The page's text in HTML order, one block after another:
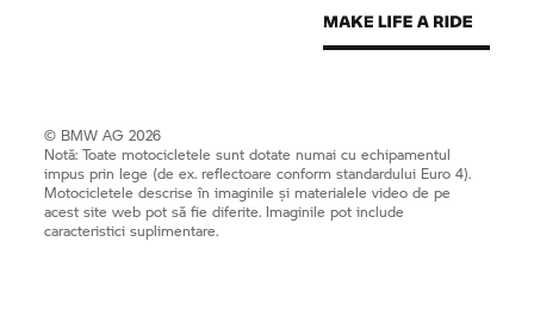
© BMW AG 2026
Notă: Toate motocicletele sunt dotate numai cu echipamentul
impus prin lege (de ex. reflectoare conform standardului Euro 4).
Motocicletele descrise în imaginile și materialele video de pe
acest site web pot să fie diferite. Imaginile pot include
caracteristici suplimentare.